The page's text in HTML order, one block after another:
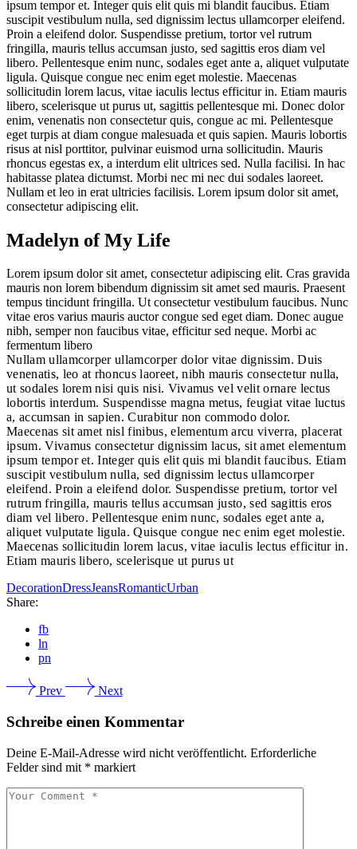
ipsum tempor et. Integer quis elit quis mi blandit faucibus. Etiam
suscipit vestibulum nulla, sed dignissim lectus ullamcorper eleifend.
Proin a eleifend dolor. Suspendisse pretium, tortor vel rutrum
fringilla, mauris tellus accumsan justo, sed sagittis eros diam vel
libero. Pellentesque enim nunc, sodales eget ante a, aliquet vulputate
ligula. Quisque congue nec enim eget molestie. Maecenas
sollicitudin lorem lacus, vitae iaculis lectus efficitur in. Etiam mauris
libero, scelerisque ut purus ut, sagittis pellentesque mi. Donec dolor
enim, venenatis non consectetur quis, congue ac mi. Pellentesque
eget turpis at diam congue malesuada et quis sapien. Mauris lobortis
risus at nisl porttitor, pulvinar euismod urna sollicitudin. Mauris
rhoncus egestas ex, a interdum elit ultrices sed. Nulla facilisi. In hac
habitasse platea dictumst. Morbi nec mi nec dui sodales laoreet.
Nullam et leo in erat ultricies facilisis. Lorem ipsum dolor sit amet,
consectetur adipiscing elit.
Madelyn of My Life
Lorem ipsum dolor sit amet, consectetur adipiscing elit. Cras gravida
mauris non lorem bibendum dignissim sit amet sed mauris. Praesent
tempus tincidunt fringilla. Ut consectetur vestibulum faucibus. Nunc
vitae eros varius mauris auctor congue sed eget diam. Donec augue
nibh, semper non faucibus vitae, efficitur sed neque. Morbi ac
fermentum libero
Nullam ullamcorper ullamcorper dolor vitae dignissim. Duis
venenatis, leo at rhoncus laoreet, nibh mauris consectetur nulla,
ut sodales lorem nisi quis nisi. Vivamus vel velit ornare lectus
lobortis interdum. Suspendisse magna metus, feugiat vitae luctus
a, accumsan in sapien. Curabitur non commodo dolor.
Maecenas sit amet nisl finibus, elementum arcu viverra, placerat
ipsum. Vivamus consectetur dignissim lacus, sit amet elementum
ipsum tempor et. Integer quis elit quis mi blandit faucibus. Etiam
suscipit vestibulum nulla, sed dignissim lectus ullamcorper
eleifend. Proin a eleifend dolor. Suspendisse pretium, tortor vel
rutrum fringilla, mauris tellus accumsan justo, sed sagittis eros
diam vel libero. Pellentesque enim nunc, sodales eget ante a,
aliquet vulputate ligula. Quisque congue nec enim eget molestie.
Maecenas sollicitudin lorem lacus, vitae iaculis lectus efficitur in.
Etiam mauris libero, scelerisque ut purus ut
DecorationDressJeansRomanticUrban
Share:
fb
ln
pn
Prev Next
Schreibe einen Kommentar
Deine E-Mail-Adresse wird nicht veröffentlicht. Erforderliche
Felder sind mit * markiert